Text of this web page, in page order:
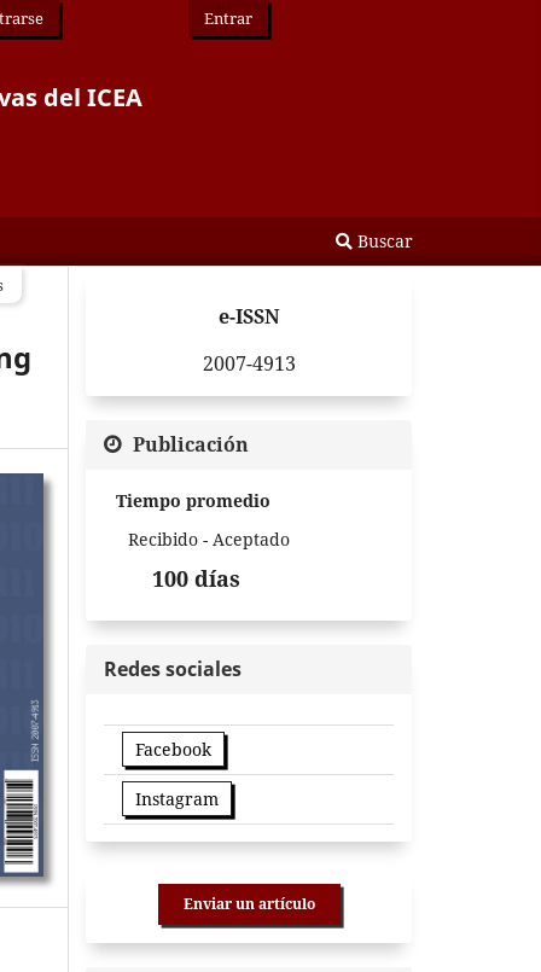
del ICEA
Buscar
Entrar
e-ISSN
2007-4913
Publicación
Tiempo promedio
Recibido - Aceptado
100 días
Redes sociales
Facebook
Instagram
Enviar un artículo